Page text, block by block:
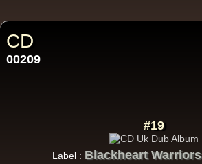
CD
00209
#19
Label : Blackheart Warriors